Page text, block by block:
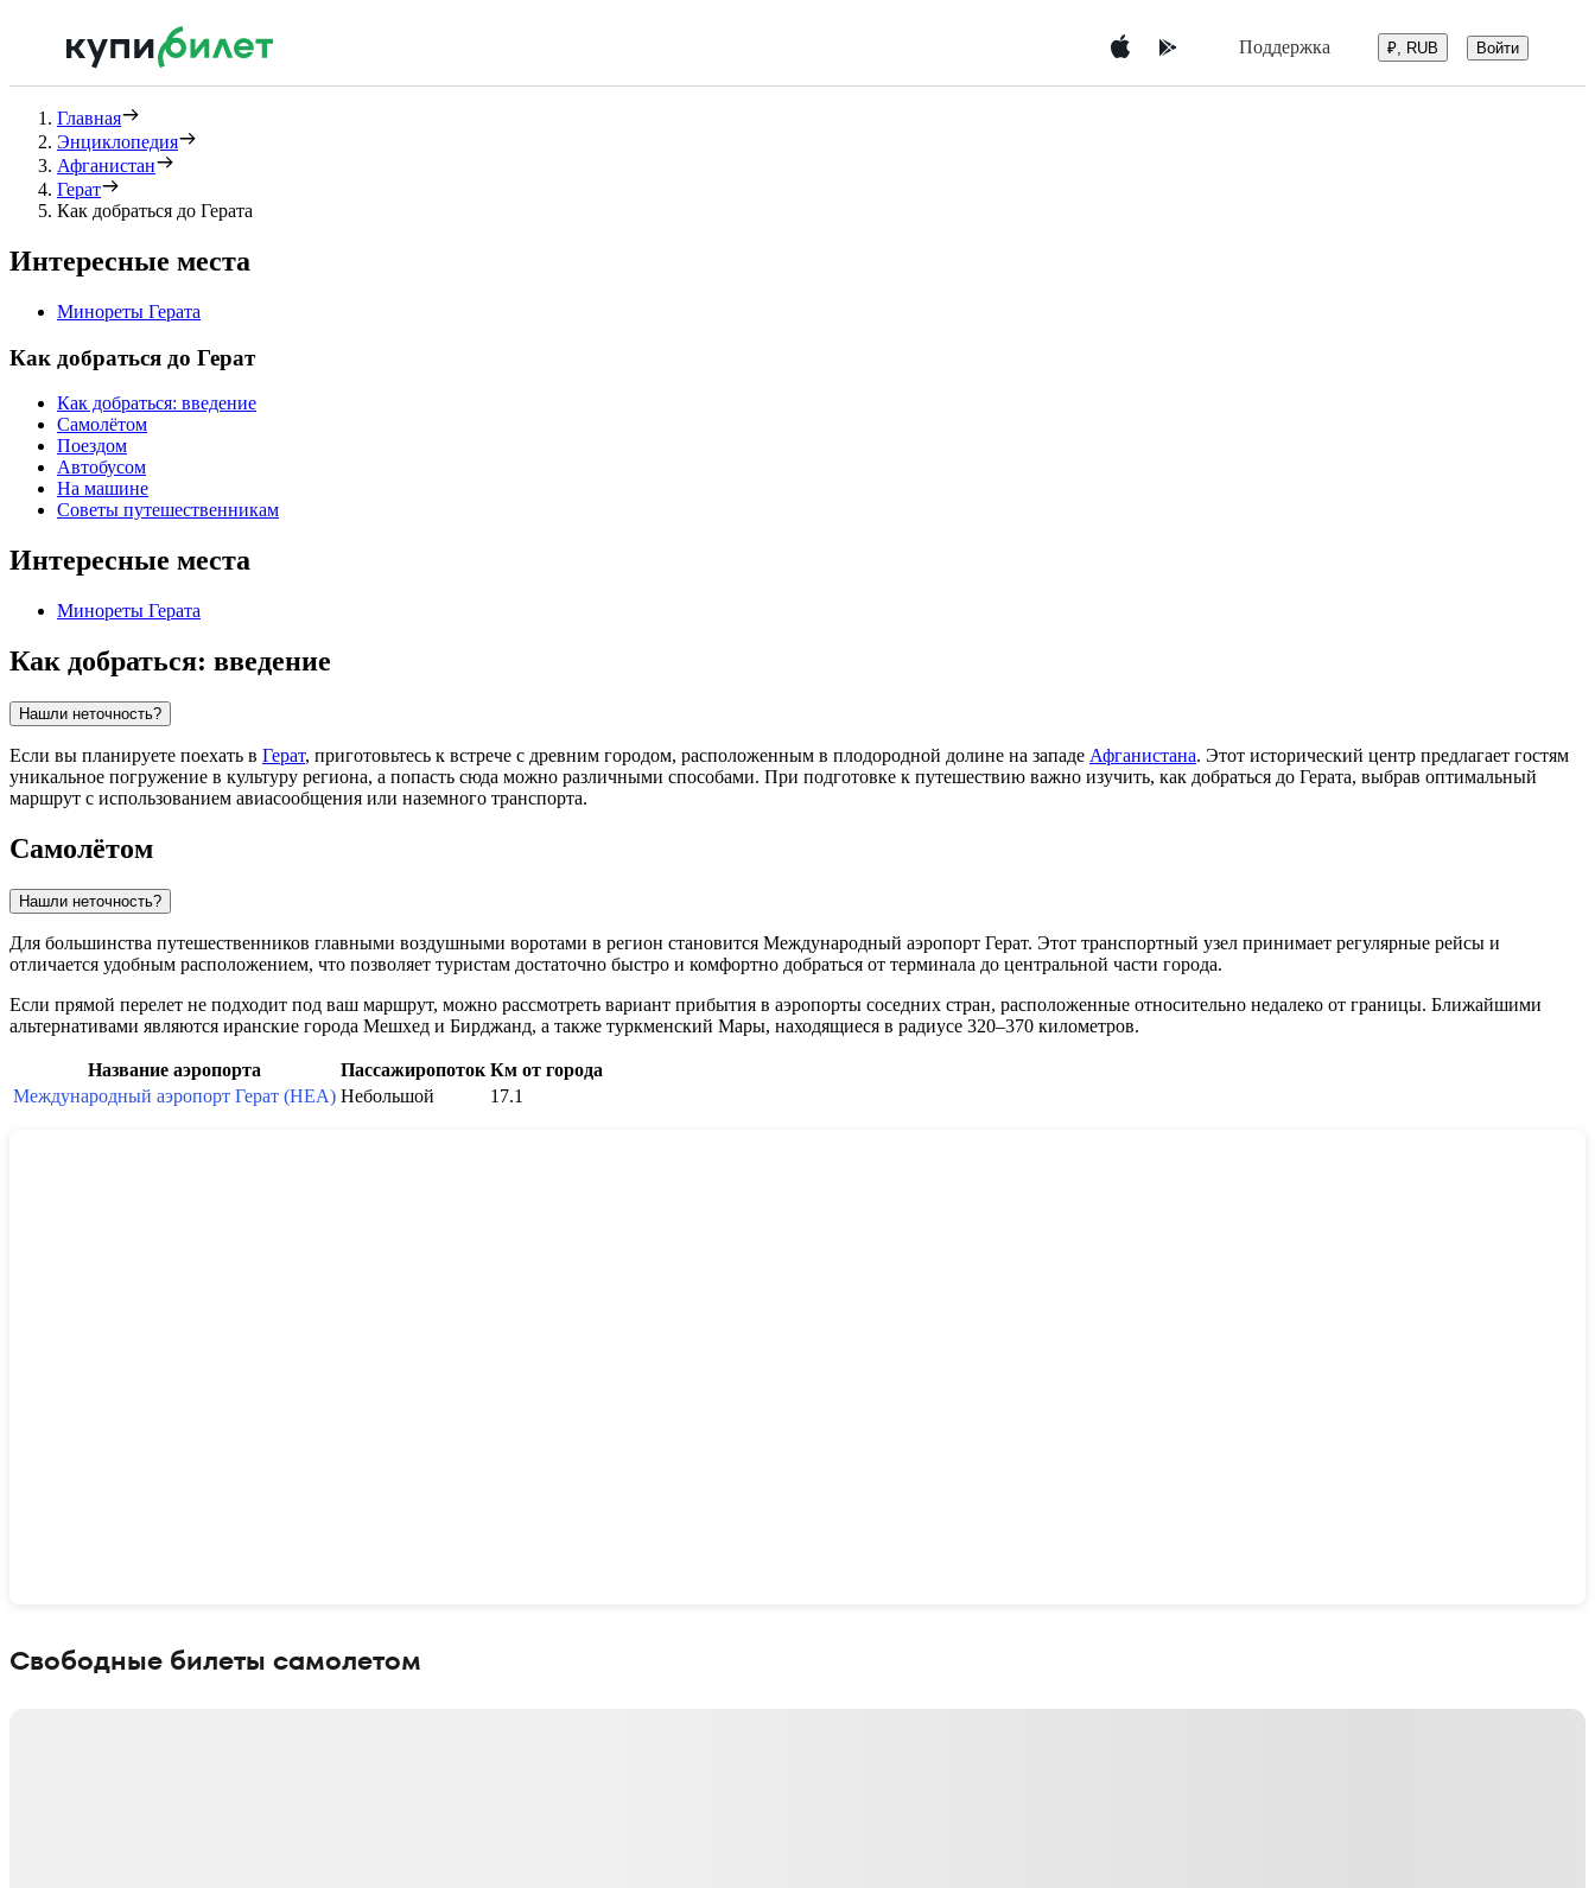
Поддержка ₽, RUB Войти
Главная
Энциклопедия
Афганистан
Герат
Как добраться до Герата
Интересные места
Минореты Герата
Как добраться до Герат
Как добраться: введение
Самолётом
Поездом
Автобусом
На машине
Советы путешественникам
Интересные места
Минореты Герата
Как добраться: введение
Нашли неточность?
Если вы планируете поехать в Герат, приготовьтесь к встрече с древним городом, расположенным в плодородной долине на западе Афганистана. Этот исторический центр предлагает гостям
уникальное погружение в культуру региона, а попасть сюда можно различными способами. При подготовке к путешествию важно изучить, как добраться до Герата, выбрав оптимальный
маршрут с использованием авиасообщения или наземного транспорта.
Самолётом
Нашли неточность?
Для большинства путешественников главными воздушными воротами в регион становится Международный аэропорт Герат. Этот транспортный узел принимает регулярные рейсы и
отличается удобным расположением, что позволяет туристам достаточно быстро и комфортно добраться от терминала до центральной части города.
Если прямой перелет не подходит под ваш маршрут, можно рассмотреть вариант прибытия в аэропорты соседних стран, расположенные относительно недалеко от границы. Ближайшими
альтернативами являются иранские города Мешхед и Бирджанд, а также туркменский Мары, находящиеся в радиусе 320–370 километров.
Название аэропорта Пассажиропоток Км от города
Международный аэропорт Герат (HEA) Небольшой 17.1
Свободные билеты самолетом